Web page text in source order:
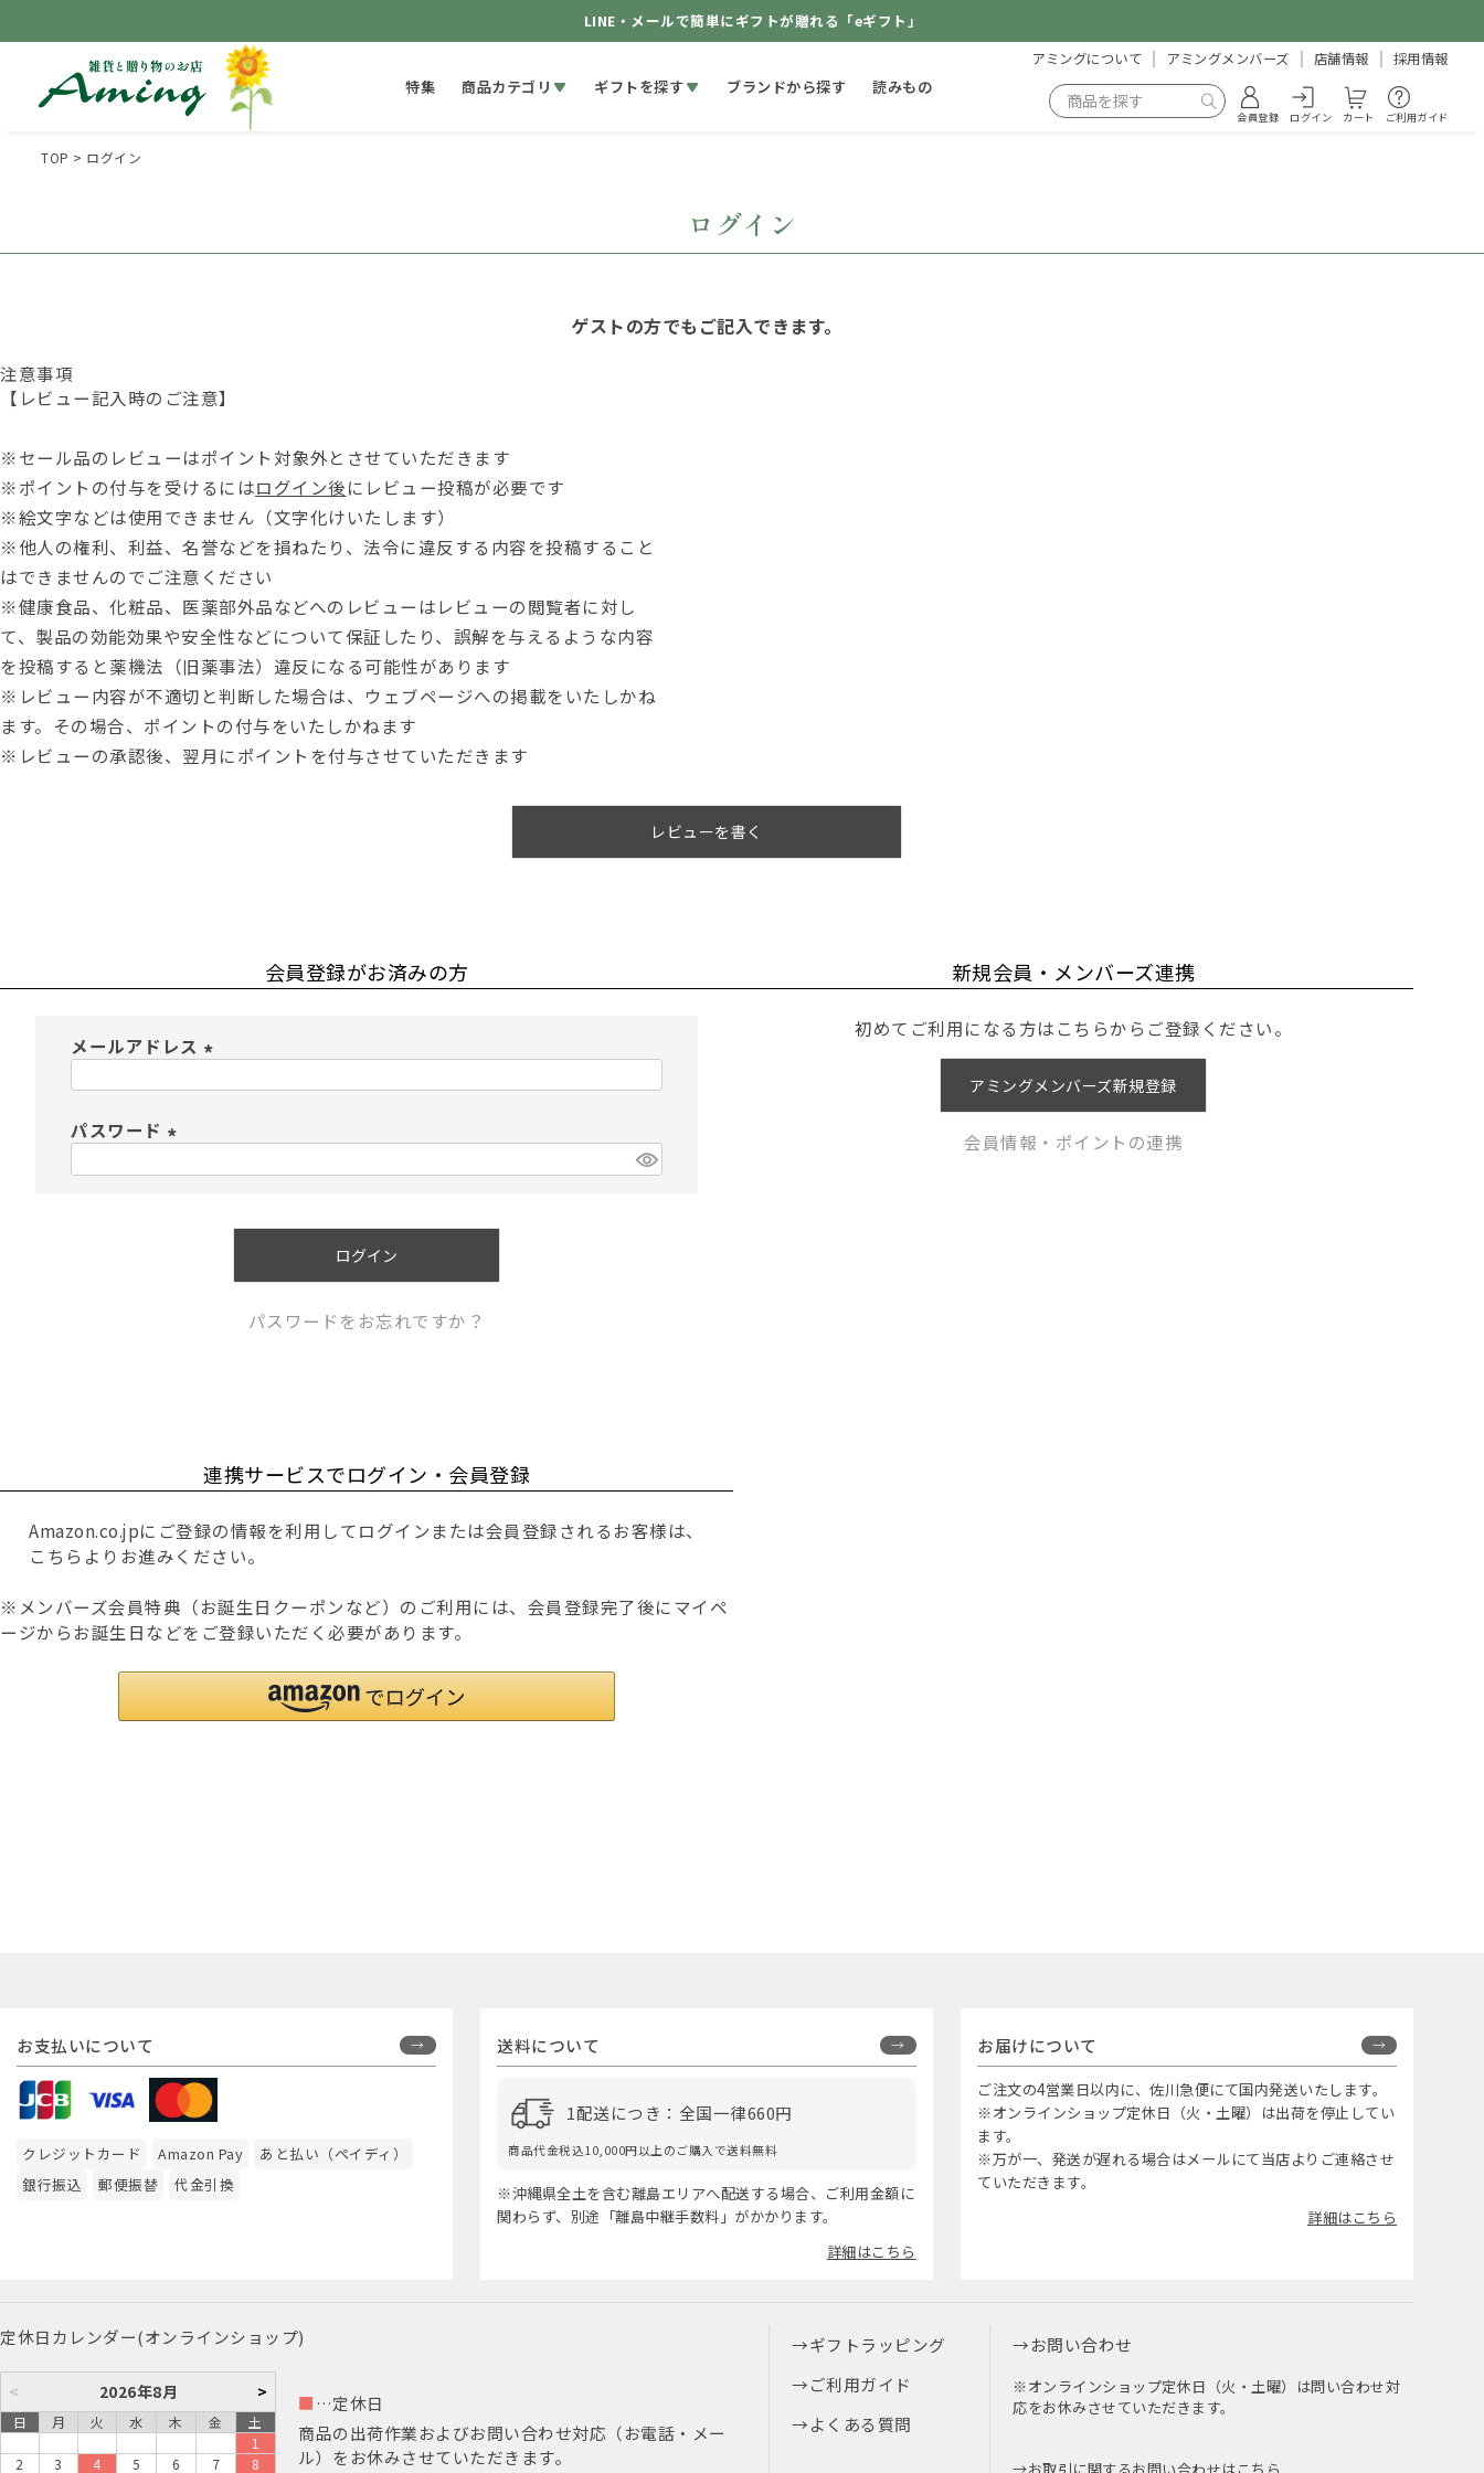
LINE・メールで簡単にギフトが贈れる「eギフト」
特集 商品カテゴリ ギフトを探す ブランドから探す 読みもの
アミングについて アミングメンバーズ 店舗情報 採用情報
会員登録 ログイン カート ご利用ガイド
TOP ログイン
ログイン
ゲストの方でもご記入できます。
注意事項
【レビュー記入時のご注意】
※セール品のレビューはポイント対象外とさせていただきます
※ポイントの付与を受けるにはログイン後にレビュー投稿が必要です
※絵文字などは使用できません（文字化けいたします）
※他人の権利、利益、名誉などを損ねたり、法令に違反する内容を投稿すること
はできませんのでご注意ください
※健康食品、化粧品、医薬部外品などへのレビューはレビューの閲覧者に対し
て、製品の効能効果や安全性などについて保証したり、誤解を与えるような内容
を投稿すると薬機法（旧薬事法）違反になる可能性があります
※レビュー内容が不適切と判断した場合は、ウェブページへの掲載をいたしかね
ます。その場合、ポイントの付与をいたしかねます
※レビューの承認後、翌月にポイントを付与させていただきます
レビューを書く
会員登録がお済みの方
メールアドレス
パスワード
ログイン
パスワードをお忘れですか？
連携サービスでログイン・会員登録
Amazon.co.jpにご登録の情報を利用してログインまたは会員登録されるお客様は、
こちらよりお進みください。
※メンバーズ会員特典（お誕生日クーポンなど）のご利用には、会員登録完了後にマイペ
ージからお誕生日などをご登録いただく必要があります。
新規会員・メンバーズ連携
初めてご利用になる方はこちらからご登録ください。
アミングメンバーズ新規登録
会員情報・ポイントの連携
お支払いについて
クレジットカード Amazon Pay
あと払い（ペイディ）
銀行振込
郵便振替 代金引換
送料について
1配送につき：全国一律660円
商品代金税込10,000円以上のご購入で送料無料
※沖縄県全土を含む離島エリアへ配送する場合、ご利用金額に
関わらず、別途「離島中継手数料」がかかります。
詳細はこちら
お届けについて
ご注文の4営業日以内に、佐川急便にて国内発送いたします。
※オンラインショップ定休日（火・土曜）は出荷を停止してい
ます。
※万が一、発送が遅れる場合はメールにて当店よりご連絡させ
ていただきます。
詳細はこちら
定休日カレンダー(オンラインショップ)
< 2026年8月 >
日 月 火 水 木 金
土
1
2
3 4 5 6 7 8
■ …定休日
商品の出荷作業およびお問い合わせ対応（お電話・メー
ル）をお休みさせていただきます。
ギフトラッピング
ご利用ガイド
よくある質問
お問い合わせ
※オンラインショップ定休日（火・土曜）は問い合わせ対
応をお休みさせていただきます。
お取引に関するお問い合わせはこちら